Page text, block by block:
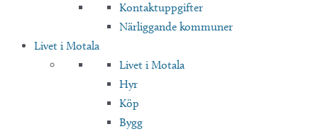
Kontaktuppgifter
Närliggande kommuner
Livet i Motala
Livet i Motala
Hyr
Köp
Bygg